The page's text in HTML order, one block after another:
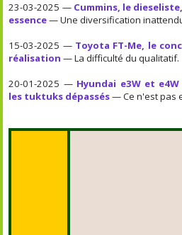
23-03-2025 — Cummins, le
essence— Une diversification
15-03-2025 — Toyota FT-Me, le
réalisation — La difficulté du qualitatif.
20-01-2025 — Hyundai e3W et
les tuktuks dépassés— Ce n'est pas